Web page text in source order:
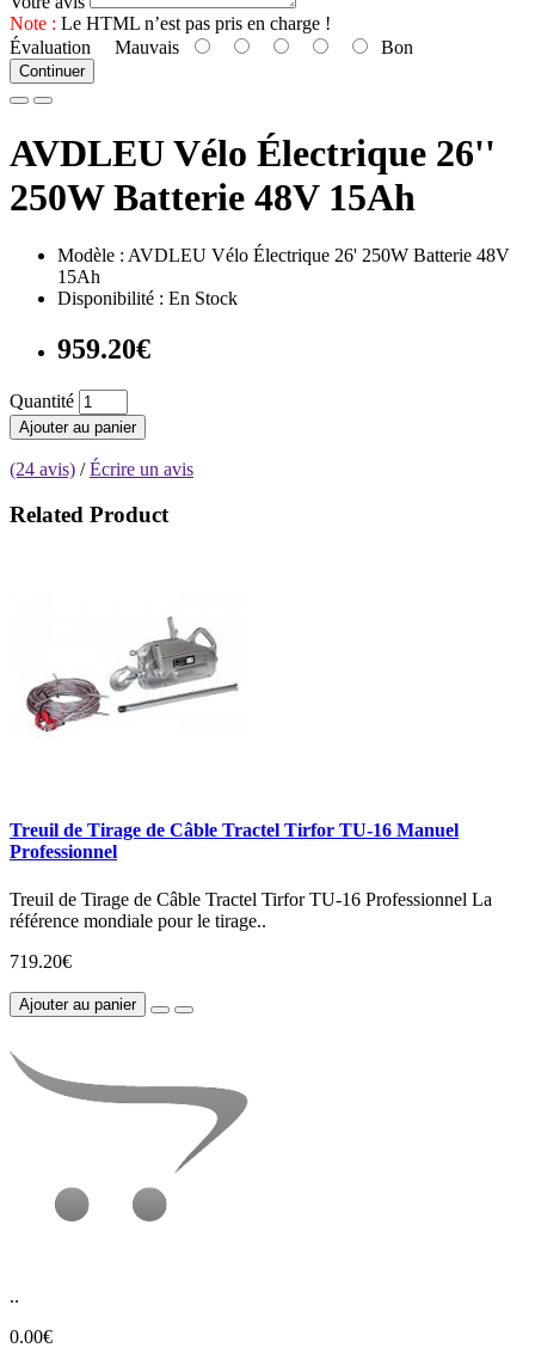
Note : Le HTML n’est pas pris en charge !
Évaluation Mauvais Bon
Continuer
AVDLEU Vélo Électrique 26''
250W Batterie 48V 15Ah
Modèle : AVDLEU Vélo Électrique 26' 250W Batterie 48V
15Ah
Disponibilité : En Stock
959.20€
Quantité
Ajouter au panier
(24 avis) /Écrire un avis
Related Product
Treuil de Tirage de Câble Tractel Tirfor TU-16 Manuel
Professionnel
Treuil de Tirage de Câble Tractel Tirfor TU-16 Professionnel La
référence mondiale pour le tirage..
719.20€
Ajouter au panier
..
0.00€